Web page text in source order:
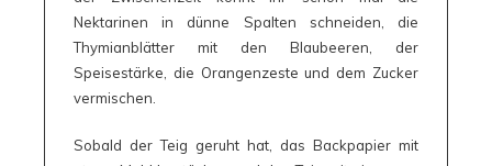
Nektarinen in dünne Spalten schneiden, die
Thymianblätter mit den Blaubeeren, der
Speisestärke, die Orangenzeste und dem Zucker
vermischen.
Sobald der Teig geruht hat, das Backpapier mit